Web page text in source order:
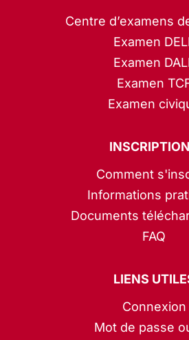
Centre d’examens
Examen
Examen
Examen
Examen
Comment
Informations
Documents
FAQ
LIENS
Connexion
Mot de passe